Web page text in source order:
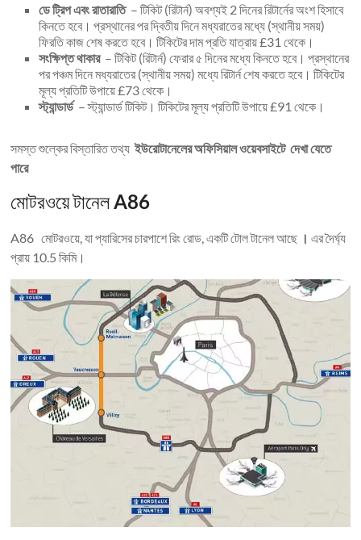
ডে ট্রিপ এবং রাতারাতি– টিকিট (রিটার্ন) অবশ্যই 2 দিনের রিটার্নের অংশ হিসাবে
কিনতে হবে। প্রস্থানের পর দ্বিতীয় দিনে মধ্যরাতের মধ্যে (স্থানীয় সময়)
ফিরতি কাজ শেষ করতে হবে। টিকিটের দাম প্রতি যাত্রায় £31 থেকে।
সংক্ষিপ্ত থাকার– টিকিট (রিটার্ন) ফেরার ৫ দিনের মধ্যে কিনতে হবে। প্রস্থানের
পর পঞ্চম দিনে মধ্যরাতের (স্থানীয় সময়) মধ্যে রিটার্ন শেষ করতে হবে। টিকিটের
মূল্য প্রতিটি উপায়ে £73 থেকে।
স্ট্যান্ডার্ড– স্ট্যান্ডার্ড টিকিট। টিকিটের মূল্য প্রতিটি উপায়ে £91 থেকে।
সমস্ত শুল্কের বিস্তারিত তথ্যইউরোটানেলের অফিসিয়াল ওয়েবসাইটে দেখা যেতে
পারে
মোটরওয়ে টানেলA86
A86 মোটরওয়ে, যা প্যারিসের চারপাশে রিং রোড, একটি টোল টানেল আছে ।এর দৈর্ঘ্য
প্রায় 10.5 কিমি।